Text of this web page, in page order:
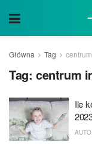
Główna Tag
Tag: centrum
Ile